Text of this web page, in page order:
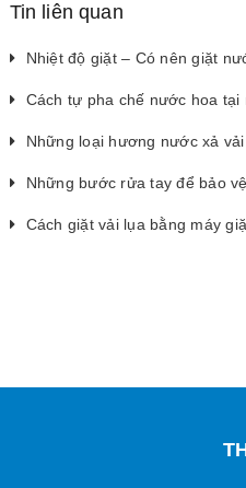
Tin liên quan
Nhiệt độ giặt – Có nên giặt
Cách tự pha chế nước hoa
Những loại hương nước xả
Những bước rửa tay để bảo
Cách giặt vải lụa bằng máy